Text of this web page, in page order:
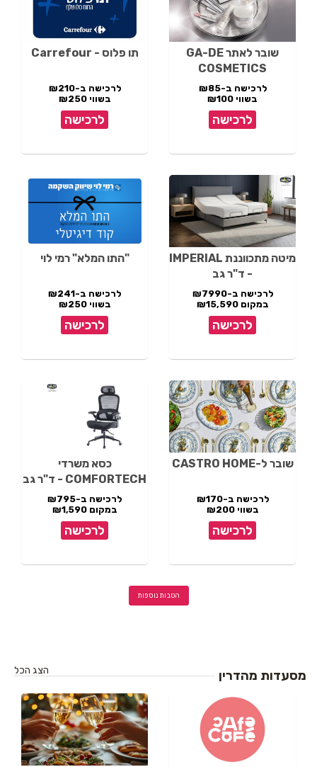
שובר לאתר GA-DE
COSMETICS
לרכישה ב-₪85
בשווי ₪100
לרכישה
תו פלוס - Carrefour
לרכישה ב-₪210
בשווי ₪250
לרכישה
מיטה מתכווננת IMPERIAL
- ד"ר גב
לרכישה ב-₪7990
במקום ₪15,590
לרכישה
"התו המלא" רמי לוי
לרכישה ב-₪241
בשווי ₪250
לרכישה
שובר ל-CASTRO HOME
לרכישה ב-₪170
בשווי ₪200
לרכישה
כסא משרדי
COMFORTECH - ד"ר גב
לרכישה ב-₪795
במקום ₪1,590
לרכישה
הטבות נוספות
מסעדות מהדרין הצג הכל